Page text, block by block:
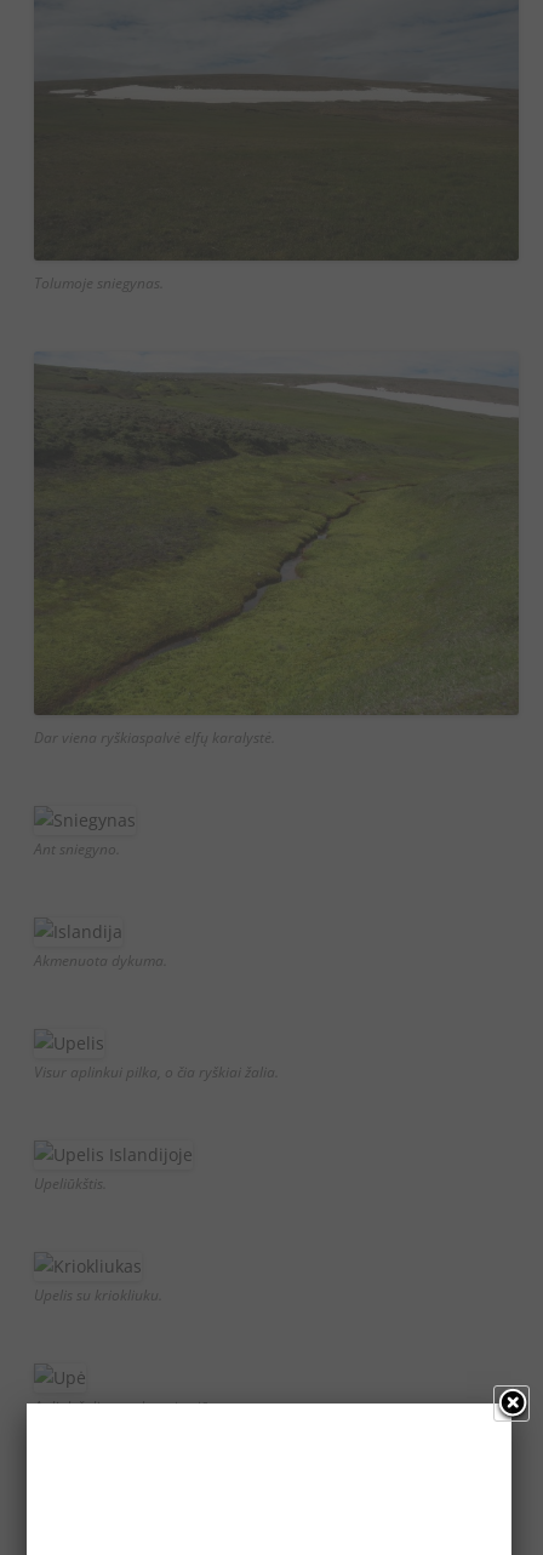
Tolumoje sniegynas.
Dar viena ryškiaspalvė elfų karalystė.
Ant sniegyno.
Akmenuota dykuma.
Visur aplinkui pilka, o čia ryškiai žalia.
Upeliūkštis.
Upelis su kriokliuku.
Aplink žalia, o tolumoje niūru.